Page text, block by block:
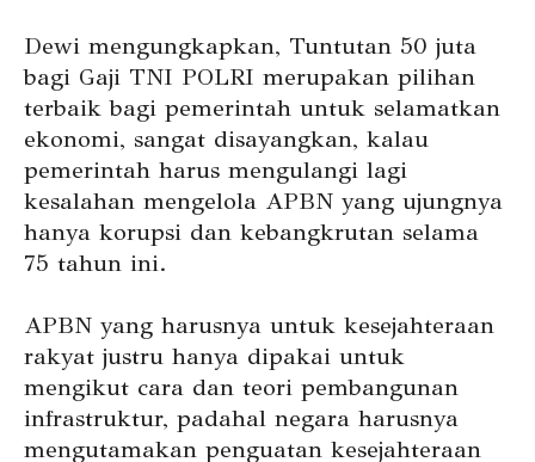
Dewi mengungkapkan, Tuntutan 50 juta
bagi Gaji TNI POLRI merupakan pilihan
terbaik bagi pemerintah untuk selamatkan
ekonomi, sangat disayangkan, kalau
pemerintah harus mengulangi lagi
kesalahan mengelola APBN yang ujungnya
hanya korupsi dan kebangkrutan selama
75 tahun ini.
APBN yang harusnya untuk kesejahteraan
rakyat justru hanya dipakai untuk
mengikut cara dan teori pembangunan
infrastruktur, padahal negara harusnya
mengutamakan penguatan kesejahteraan